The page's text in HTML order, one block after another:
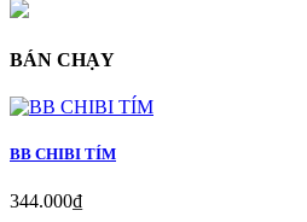
BÁN CHẠY
BB CHIBI TÍM
344.000₫